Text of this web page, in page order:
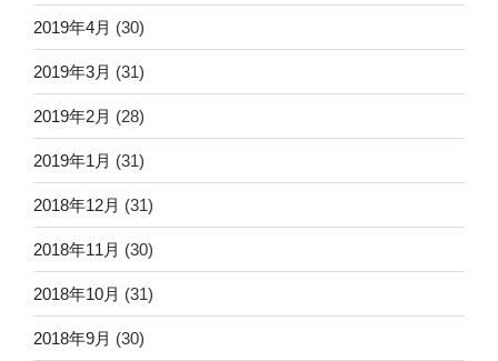
2019年4月 (30)
2019年3月 (31)
2019年2月 (28)
2019年1月 (31)
2018年12月 (31)
2018年11月 (30)
2018年10月 (31)
2018年9月 (30)